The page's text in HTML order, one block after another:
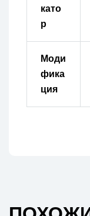
като
р
Моди
фика
ция